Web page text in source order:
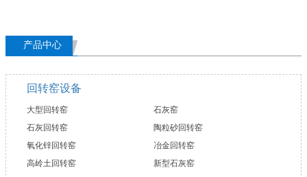
产品中心
回转窑设备
大型回转窑
石灰窑
石灰回转窑
陶粒砂回转窑
氧化锌回转窑
冶金回转窑
高岭土回转窑
新型石灰窑